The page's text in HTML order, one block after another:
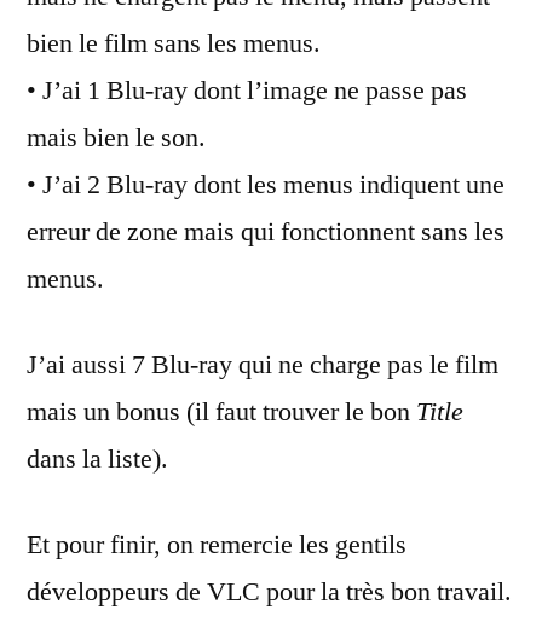
bien le film sans les menus.
• J’ai 1 Blu-ray dont l’image ne passe pas
mais bien le son.
• J’ai 2 Blu-ray dont les menus indiquent une
erreur de zone mais qui fonctionnent sans les
menus.
J’ai aussi 7 Blu-ray qui ne charge pas le film
mais un bonus (il faut trouver le bon Title
dans la liste).
Et pour finir, on remercie les gentils
développeurs de VLC pour la très bon travail.